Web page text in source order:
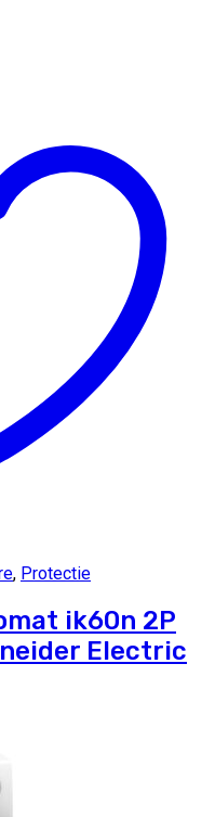
, Protectie
ik60n 2P
Electric